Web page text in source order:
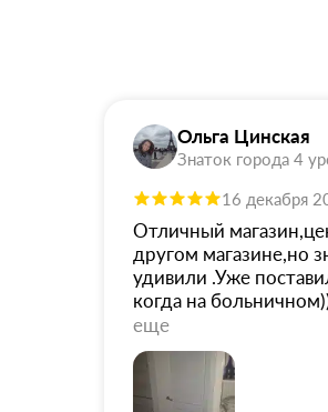
Ольга Цинская
Знаток города 4
16 декабря
Отличный
другом магазине,но
удивили .Уже
когда на
ещё дозаказывать
достаточно далеко
розетки пришлось
радости,они
еще